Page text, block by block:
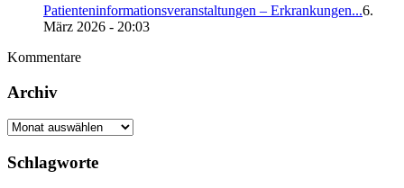
Patienteninformationsveranstaltungen – Erkrankungen...6.
März 2026 - 20:03
Kommentare
Archiv
Archiv
Schlagworte